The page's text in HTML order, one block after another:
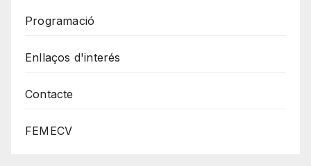
Programació
Enllaços d'interés
Contacte
FEMECV